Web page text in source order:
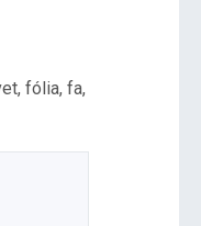
fólia, fa,